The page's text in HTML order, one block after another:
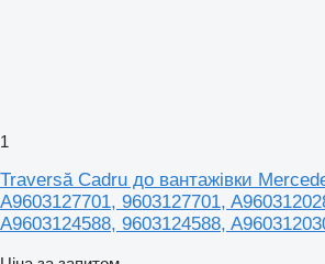
1
Traversă Cadru до вантажівки
A9603127701, 9603127701,
A9603124588, 9603124588,